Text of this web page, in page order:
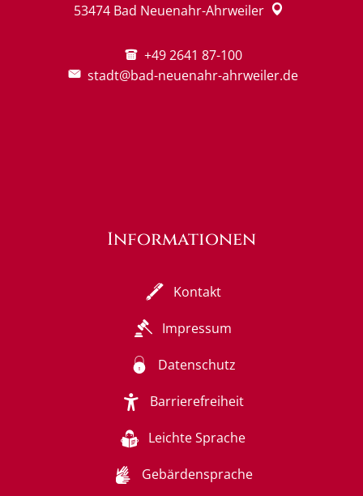
53474 Bad Neuenahr-Ahrweiler
+49 2641 87-100
stadt@bad-neuenahr-ahrweiler.de
Informationen
Kontakt
Impressum
Datenschutz
Barrierefreiheit
Leichte Sprache
Gebärdensprache